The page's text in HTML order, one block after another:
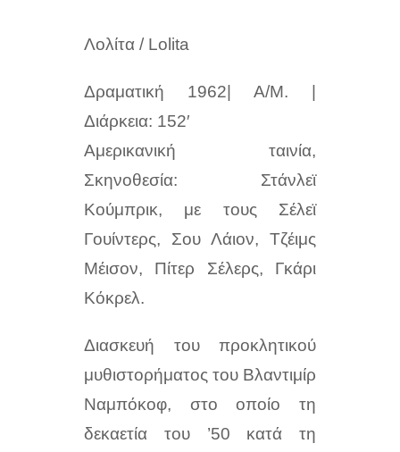
Λολίτα / Lolita
Δραματική 1962| Α/Μ. |
Διάρκεια: 152′
Αμερικανική ταινία,
Σκηνοθεσία: Στάνλεϊ
Κούμπρικ, με τους Σέλεϊ
Γουίντερς, Σου Λάιον, Τζέιμς
Μέισον, Πίτερ Σέλερς, Γκάρι
Κόκρελ.
Διασκευή του προκλητικού
μυθιστορήματος του Βλαντιμίρ
Ναμπόκοφ, στο οποίο τη
δεκαετία του ’50 κατά τη